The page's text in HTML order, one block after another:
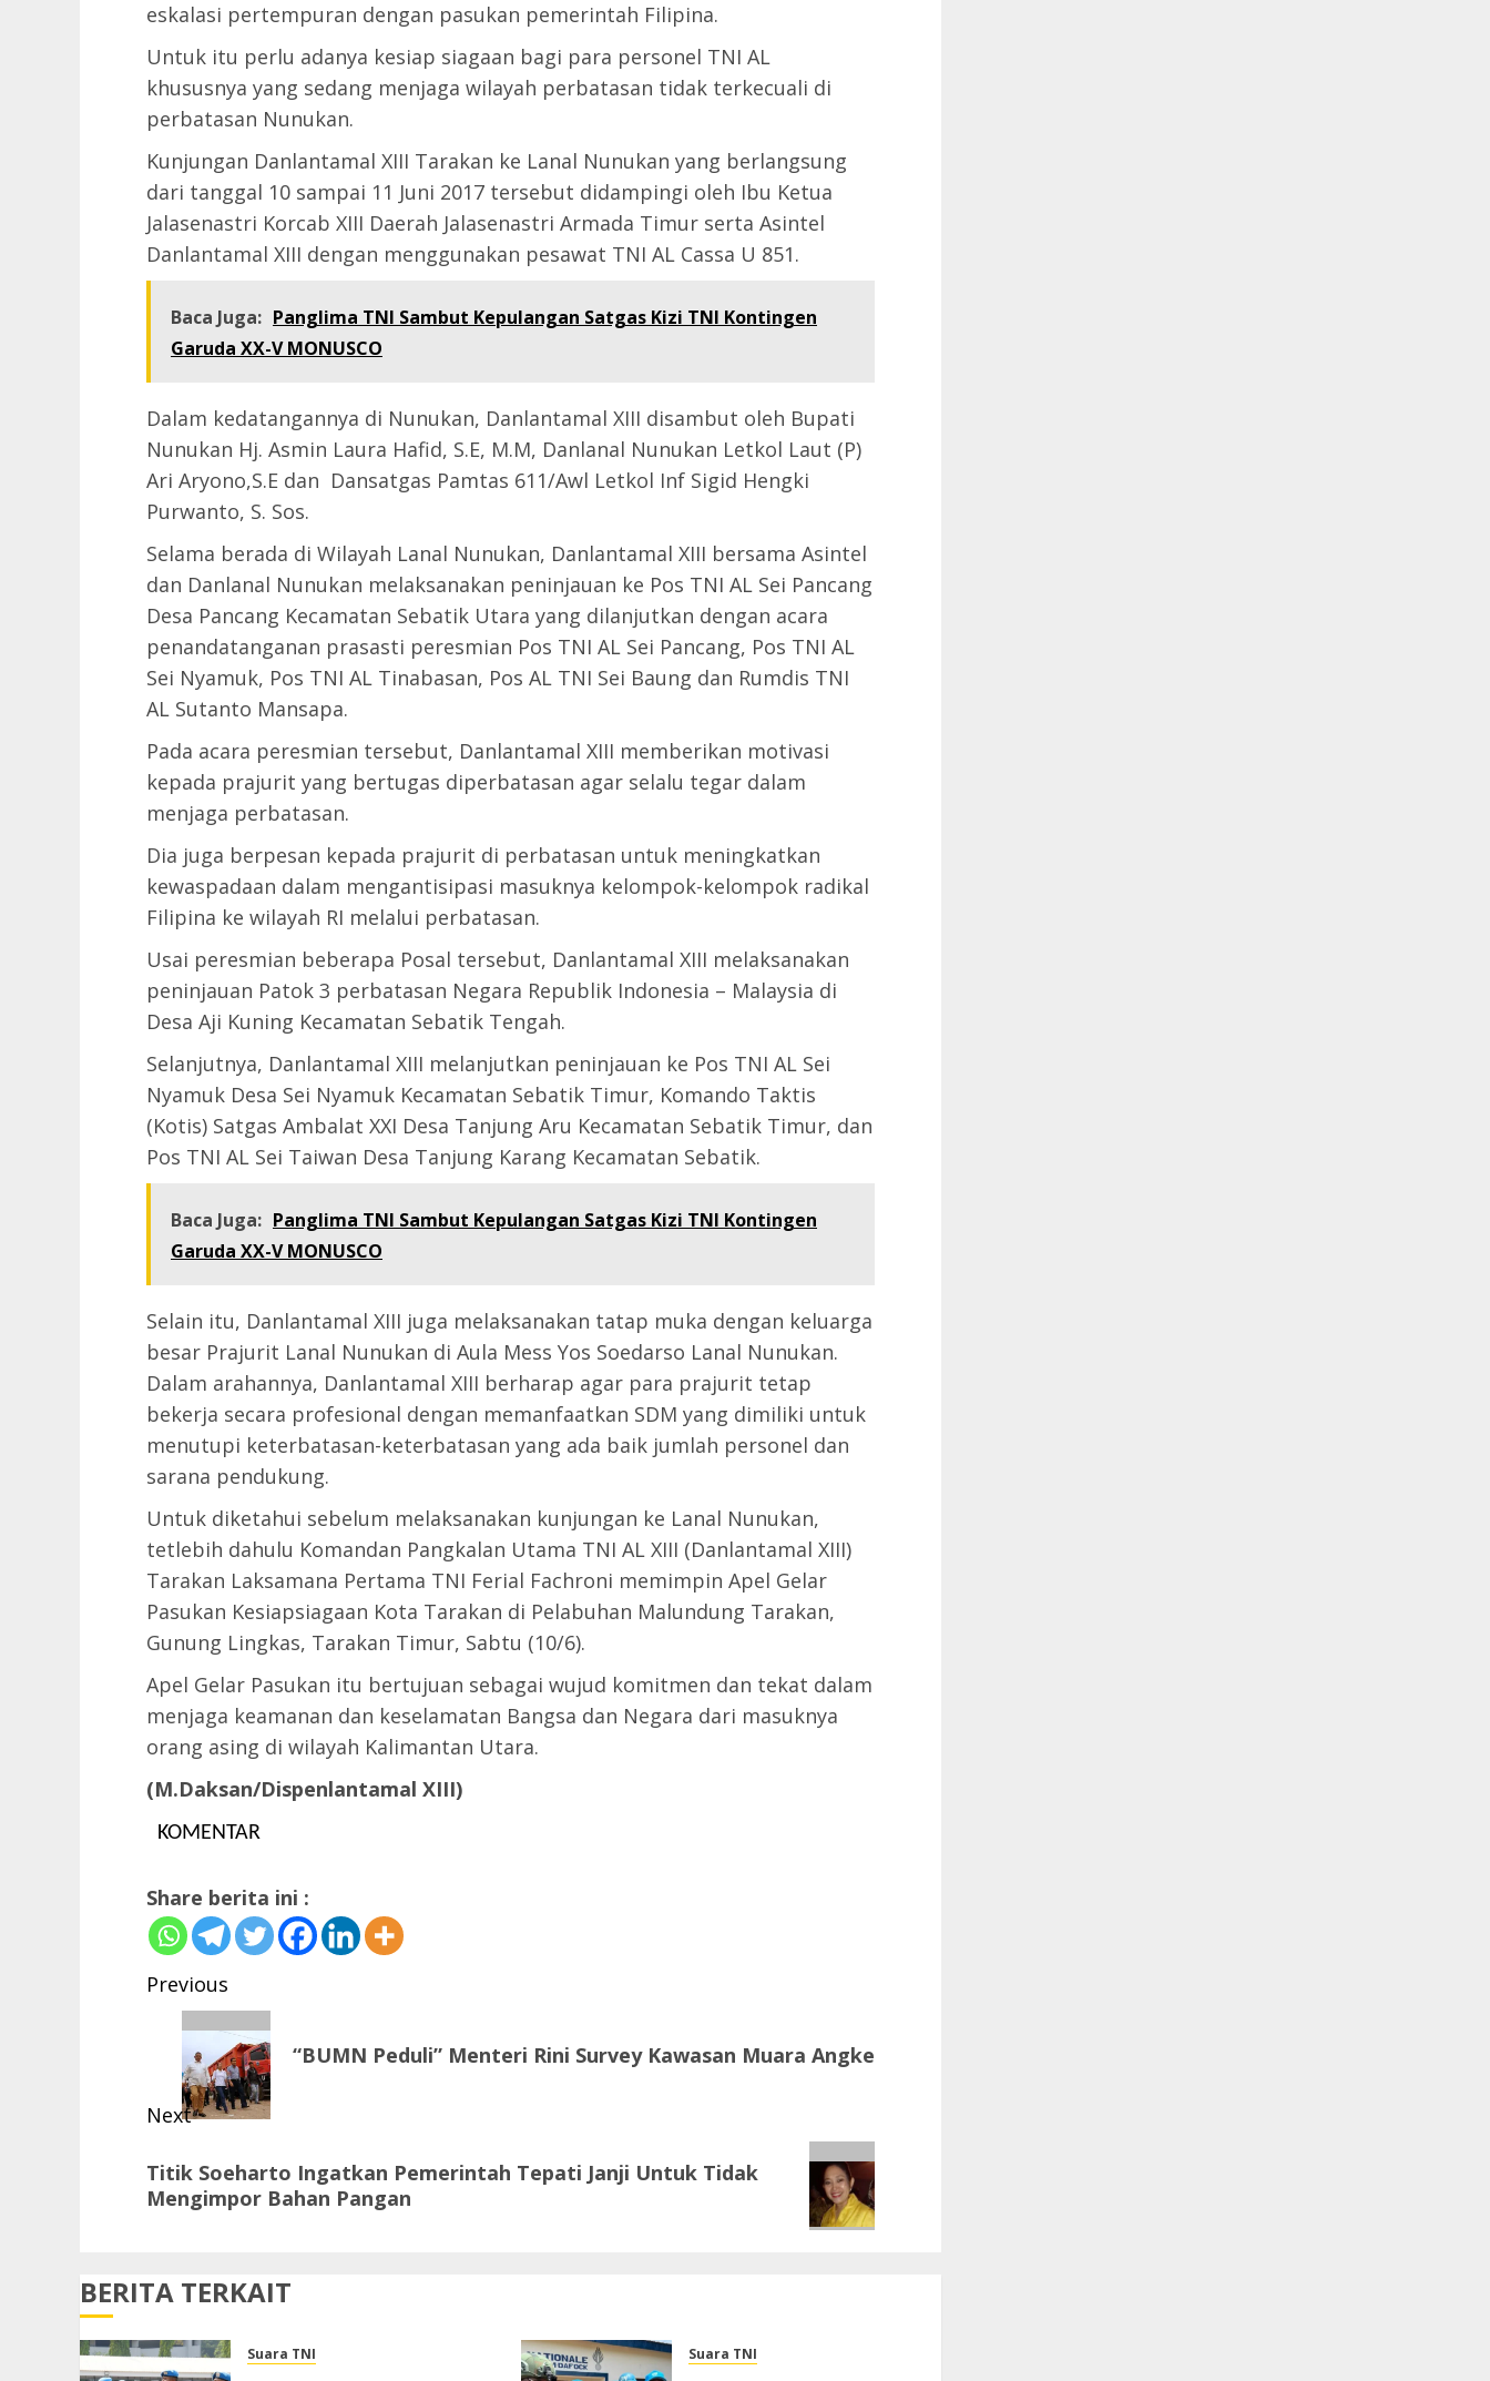
eskalasi pertempuran dengan pasukan pemerintah Filipina.
Untuk itu perlu adanya kesiap siagaan bagi para personel TNI AL
khususnya yang sedang menjaga wilayah perbatasan tidak terkecuali di
perbatasan Nunukan.
Kunjungan Danlantamal XIII Tarakan ke Lanal Nunukan yang berlangsung
dari tanggal 10 sampai 11 Juni 2017 tersebut didampingi oleh Ibu Ketua
Jalasenastri Korcab XIII Daerah Jalasenastri Armada Timur serta Asintel
Danlantamal XIII dengan menggunakan pesawat TNI AL Cassa U 851.
Baca Juga: Panglima TNI Sambut Kepulangan Satgas Kizi TNI Kontingen
Garuda XX-V MONUSCO
Dalam kedatangannya di Nunukan, Danlantamal XIII disambut oleh Bupati
Nunukan Hj. Asmin Laura Hafid, S.E, M.M, Danlanal Nunukan Letkol Laut (P)
Ari Aryono,S.E dan Dansatgas Pamtas 611/Awl Letkol Inf Sigid Hengki
Purwanto, S. Sos.
Selama berada di Wilayah Lanal Nunukan, Danlantamal XIII bersama Asintel
dan Danlanal Nunukan melaksanakan peninjauan ke Pos TNI AL Sei Pancang
Desa Pancang Kecamatan Sebatik Utara yang dilanjutkan dengan acara
penandatanganan prasasti peresmian Pos TNI AL Sei Pancang, Pos TNI AL
Sei Nyamuk, Pos TNI AL Tinabasan, Pos AL TNI Sei Baung dan Rumdis TNI
AL Sutanto Mansapa.
Pada acara peresmian tersebut, Danlantamal XIII memberikan motivasi
kepada prajurit yang bertugas diperbatasan agar selalu tegar dalam
menjaga perbatasan.
Dia juga berpesan kepada prajurit di perbatasan untuk meningkatkan
kewaspadaan dalam mengantisipasi masuknya kelompok-kelompok radikal
Filipina ke wilayah RI melalui perbatasan.
Usai peresmian beberapa Posal tersebut, Danlantamal XIII melaksanakan
peninjauan Patok 3 perbatasan Negara Republik Indonesia – Malaysia di
Desa Aji Kuning Kecamatan Sebatik Tengah.
Selanjutnya, Danlantamal XIII melanjutkan peninjauan ke Pos TNI AL Sei
Nyamuk Desa Sei Nyamuk Kecamatan Sebatik Timur, Komando Taktis
(Kotis) Satgas Ambalat XXI Desa Tanjung Aru Kecamatan Sebatik Timur, dan
Pos TNI AL Sei Taiwan Desa Tanjung Karang Kecamatan Sebatik.
Baca Juga: Panglima TNI Sambut Kepulangan Satgas Kizi TNI Kontingen
Garuda XX-V MONUSCO
Selain itu, Danlantamal XIII juga melaksanakan tatap muka dengan keluarga
besar Prajurit Lanal Nunukan di Aula Mess Yos Soedarso Lanal Nunukan.
Dalam arahannya, Danlantamal XIII berharap agar para prajurit tetap
bekerja secara profesional dengan memanfaatkan SDM yang dimiliki untuk
menutupi keterbatasan-keterbatasan yang ada baik jumlah personel dan
sarana pendukung.
Untuk diketahui sebelum melaksanakan kunjungan ke Lanal Nunukan,
tetlebih dahulu Komandan Pangkalan Utama TNI AL XIII (Danlantamal XIII)
Tarakan Laksamana Pertama TNI Ferial Fachroni memimpin Apel Gelar
Pasukan Kesiapsiagaan Kota Tarakan di Pelabuhan Malundung Tarakan,
Gunung Lingkas, Tarakan Timur, Sabtu (10/6).
Apel Gelar Pasukan itu bertujuan sebagai wujud komitmen dan tekat dalam
menjaga keamanan dan keselamatan Bangsa dan Negara dari masuknya
orang asing di wilayah Kalimantan Utara.
(M.Daksan/Dispenlantamal XIII)
KOMENTAR
Share berita ini :
Post
navigation
Previous
Previous
post:
“BUMN Peduli” Menteri Rini Survey Kawasan Muara Angke
Next
post:
Titik Soeharto Ingatkan Pemerintah Tepati Janji Untuk Tidak
Mengimpor Bahan Pangan
BERITA TERKAIT
Suara TNI Suara TNI